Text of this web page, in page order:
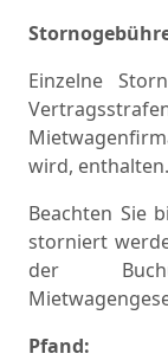
Einzelne
wird, enthalten.
Beachten Sie
storniert
der
Pfand: